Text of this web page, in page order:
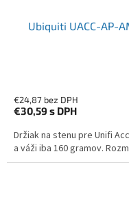
Ubiquiti UACC-AP-
€24,87 bez DPH
€30,59 s DPH
Držiak na stenu pre Unifi
a váži iba 160 gramov.